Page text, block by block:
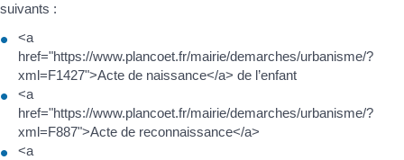
suivants :
<a
href="https://www.plancoet.fr/mairie/demarches/urbanisme/?
xml=F1427">Acte de naissance</a> de l’enfant
<a
href="https://www.plancoet.fr/mairie/demarches/urbanisme/?
xml=F887">Acte de reconnaissance</a>
<a